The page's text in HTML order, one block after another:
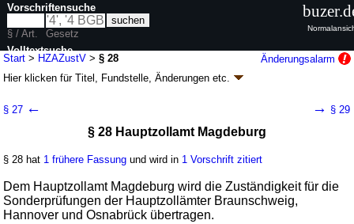
Start > HZAZustV >§ 28
Änderungsalarm
Hier klicken fürTitel, Fundstelle, Änderungen etc.
(HZAZustV)
BGBl. I S. 2118(Nr. 47); zuletzt geändert durch
Geltung ab 01.01.2023; FNA: 600-1-3-21 Finanzverwaltung
Abschnitt 2 Zuständigkeitsübertragungen
§ 27 ← → § 29
§ 28 Hauptzollamt Magdeburg
§ 28 hat 1 frühere Fassung und wird in 1 Vorschrift zitiert
Dem Hauptzollamt Magdeburg wird die Zuständigkeit für die
Sonderprüfungen der Hauptzollämter Braunschweig,
Hannover und Osnabrück übertragen.
Vorschriftensuche
§ / Art.
Gesetz
Volltextsuche
nur in HZAZustV